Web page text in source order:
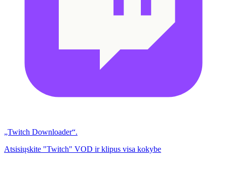
„Twitch Downloader“.
Atsisiųskite "Twitch" VOD ir klipus visa kokybe